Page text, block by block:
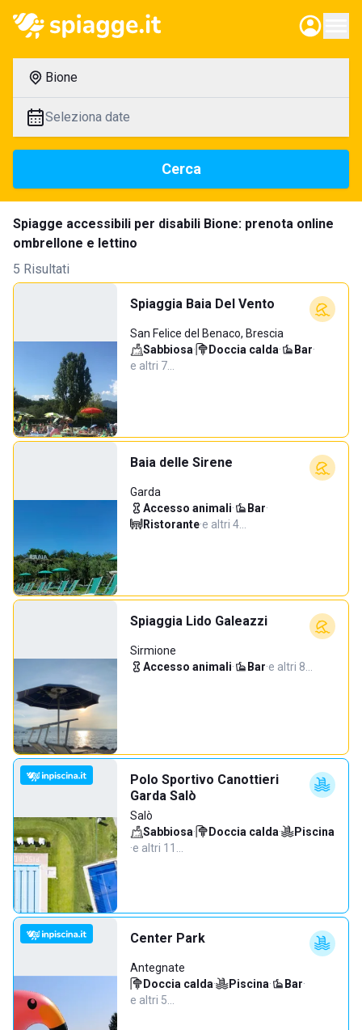
Bione
Seleziona date
Cerca
Spiagge accessibili per disabili Bione: prenota online
ombrellone e lettino
5 Risultati
Spiaggia Baia Del Vento
San Felice del Benaco, Brescia
Sabbiosa· Doccia calda· Bar·
e altri 7…
Baia delle Sirene
Garda
Accesso animali· Bar·
Ristorante·e altri 4…
Spiaggia Lido Galeazzi
Sirmione
Accesso animali· Bar·e altri 8…
Polo Sportivo Canottieri
Garda Salò
Salò
Sabbiosa· Doccia calda·
Piscina
·e altri 11…
Center Park
Antegnate
Doccia calda· Piscina· Bar·
e altri 5…